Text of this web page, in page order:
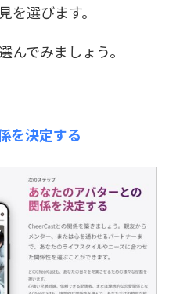
を選びます。
んでみましょう。
を決定する